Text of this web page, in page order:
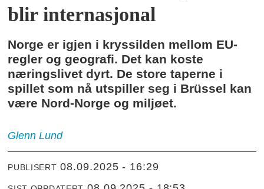
blir internasjonal
Norge er igjen i kryssilden mellom EU-
regler og geografi. Det kan koste
næringslivet dyrt. De store taperne i
spillet som nå utspiller seg i Brüssel kan
være Nord-Norge og miljøet.
Glenn Lund
PUBLISERT 08.09.2025 - 16:29